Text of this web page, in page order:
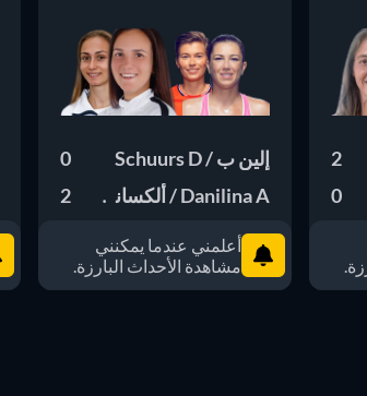
2
0
إلين ب / Schuurs D
0
Danilina A / ألكساندرا ك
2
أعلمني عندما يمكنني
مشاهدة الأحداث البارزة.